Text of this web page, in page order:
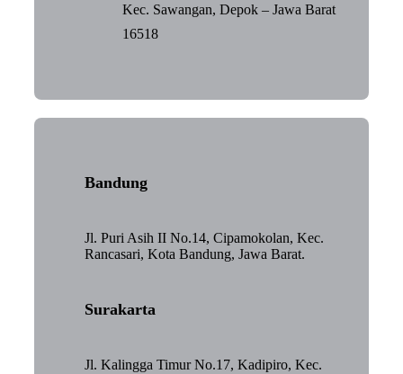
Kec. Sawangan, Depok – Jawa Barat
16518
Bandung
Jl. Puri Asih II No.14, Cipamokolan, Kec.
Rancasari, Kota Bandung, Jawa Barat.
Surakarta
Jl. Kalingga Timur No.17, Kadipiro, Kec.